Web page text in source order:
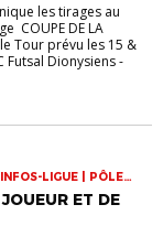
les tirages au
COUPE DE LA
Tour prévu les 15 &
Futsal Dionysiens -
LIGUE | PÔLE
ET DE